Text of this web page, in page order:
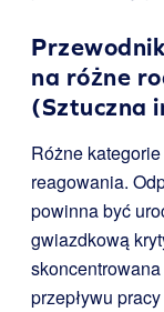
na różne
(Sztuczna
Różne
reagowania.
powinna być
gwiazdkową
przepływu